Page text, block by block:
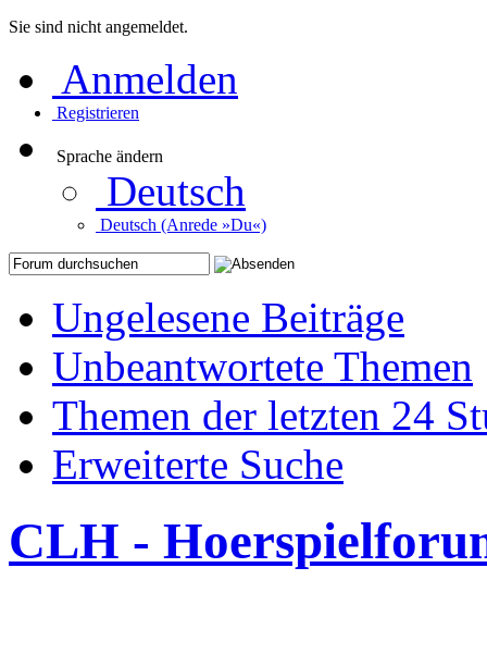
Sie sind nicht angemeldet.
Anmelden
Registrieren
Sprache ändern
Deutsch
Deutsch (Anrede »Du«)
Ungelesene Beiträge
Unbeantwortete Themen
Themen der letzten 24
Erweiterte Suche
CLH -